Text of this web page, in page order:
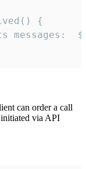
{
can order a call
via API